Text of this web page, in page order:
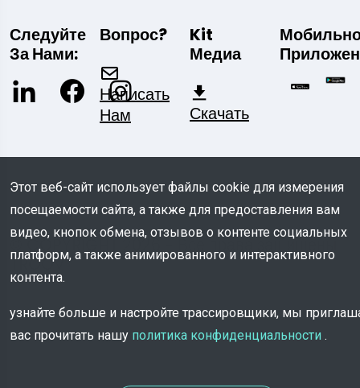
Следуйте
За Нами:
Вопрос?
Написать
Нам
Kit
Медиа
Скачать
© COPYRIGHT 2026 - Все права защищены
TROOV
Этот веб-сайт использует файлы cookie для измерения
посещаемости сайта, а также для предоставления вам
видео, кнопок обмена, отзывов о контенте социальных
платформ, а также анимированного и интерактивного
контента.
узнайте больше и настройте трассировщики, мы
вас прочитать нашу политика конфиденциальности .